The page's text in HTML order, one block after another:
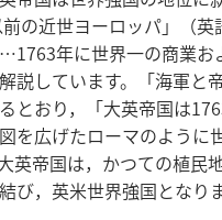
前の近世ヨーロッパ」（英
年に世界一の商業お
説しています。「海軍と
とおり，「大英帝国は
を広げたローマのように
英帝国は，かつての植民
び，英米世界強国となり